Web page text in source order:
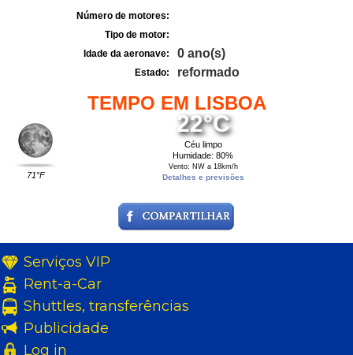
Número de motores:
Tipo de motor:
Idade da aeronave:
0 ano(s)
Estado: reformado
TEMPO EM LISBOA
71°F
22°C
Céu limpo
Humidade: 80%
Vento: NW a 18km/h
Detalhes e previsões
Serviços VIP
Rent-a-Car
Shuttles, transferências
Publicidade
Log in